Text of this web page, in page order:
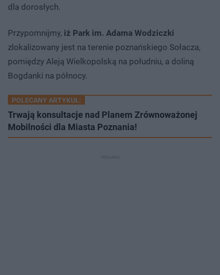
dla dorosłych.
Przypomnijmy, iż Park im. Adama Wodziczki
zlokalizowany jest na terenie poznańskiego Sołacza,
pomiędzy Aleją Wielkopolską na południu, a doliną
Bogdanki na północy.
POLECANY ARTYKUŁ:
Trwają konsultacje nad Planem Zrównoważonej
Mobilności dla Miasta Poznania!